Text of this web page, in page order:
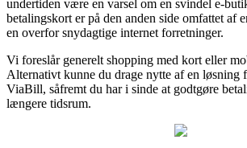
undertiden være en varsel om en svindel e-
betalingskort er på den anden side omfattet af
en overfor snydagtige internet forretninger.
Vi foreslår generelt shopping med kort eller
Alternativt kunne du drage nytte af en løsning
ViaBill, såfremt du har i sinde at godtgøre
længere tidsrum.